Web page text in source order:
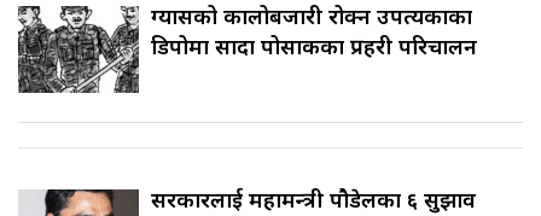
ग्यासको कालोबजारी रोक्न उपत्यकाका
डिपोमा सादा पोसाकका प्रहरी परिचालन
सरकारलाई महामन्त्री पौडेलका ६ सुझाव